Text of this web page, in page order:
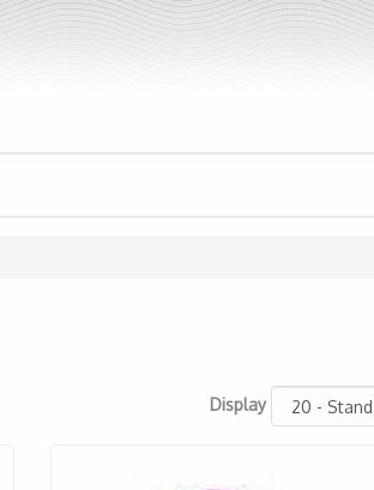
Display